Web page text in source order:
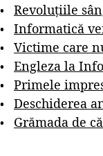
Revoluțiile
Informatică
Victime care
Engleza la
Primele
Deschiderea
Grămada de